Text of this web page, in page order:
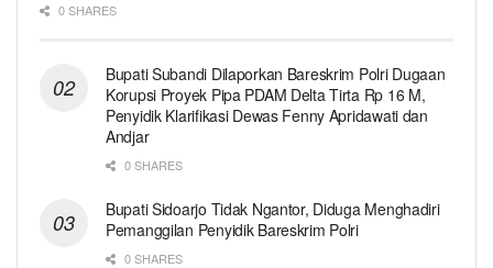
0 SHARES
Bupati Subandi Dilaporkan Bareskrim Polri Dugaan
Korupsi Proyek Pipa PDAM Delta Tirta Rp 16 M,
Penyidik Klarifikasi Dewas Fenny Apridawati dan
Andjar
0 SHARES
Bupati Sidoarjo Tidak Ngantor, Diduga Menghadiri
Pemanggilan Penyidik Bareskrim Polri
0 SHARES